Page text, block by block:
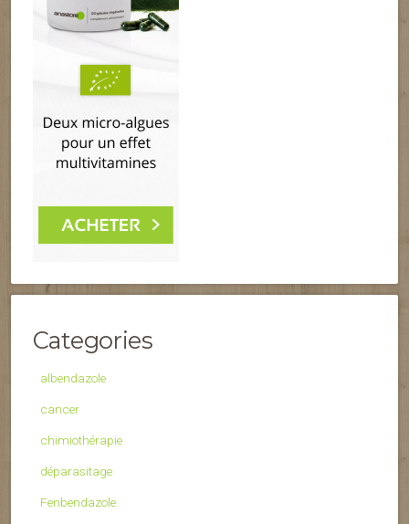
Categories
albendazole
cancer
chimiothérapie
déparasitage
Fenbendazole